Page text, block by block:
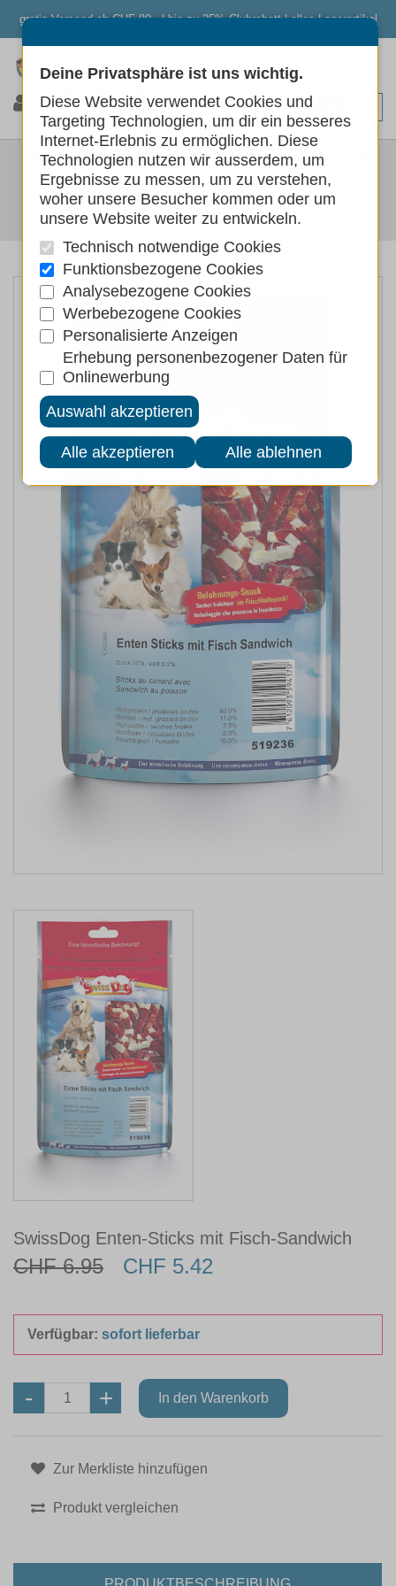
gratis Versand ab CHF 80.- | bis zu 25% Clubrabatt | alles Lagerartikel
0 0 0
SWISSDOG ENTEN-STICKS MIT
FISCH-SANDWICH
Hunde Hundefutter Hundeleckerlis Kauartikel
SwissDog Enten-Sticks mit Fisch-Sandwich
CHF 6.95 CHF 5.42
Verfügbar: sofort lieferbar
Zur Merkliste hinzufügen
Produkt vergleichen
Deine Privatsphäre ist uns wichtig.
Diese Website verwendet Cookies und
Targeting Technologien, um dir ein besseres
Internet-Erlebnis zu ermöglichen. Diese
Technologien nutzen wir ausserdem, um
Ergebnisse zu messen, um zu verstehen,
woher unsere Besucher kommen oder um
unsere Website weiter zu entwickeln.
Technisch notwendige Cookies
Funktionsbezogene Cookies
Analysebezogene Cookies
Werbebezogene Cookies
Personalisierte Anzeigen
Erhebung personenbezogener Daten für
Onlinewerbung